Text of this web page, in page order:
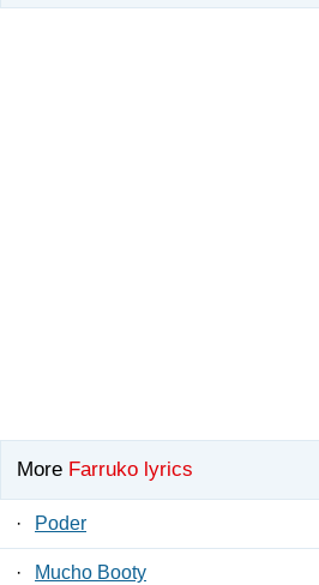
More Farruko lyrics
· Poder
· Mucho Booty